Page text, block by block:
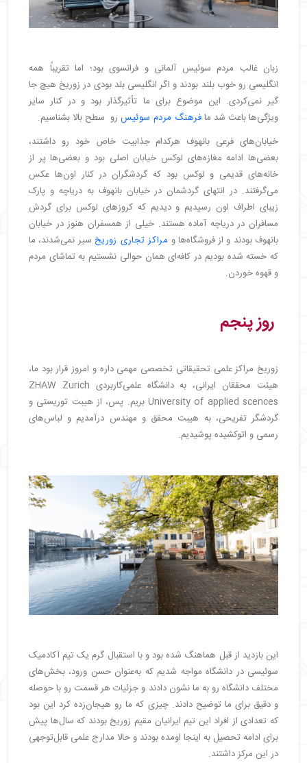
زبان غالب مردم سوئیس آلمانی و فرانسوی بود؛ اما تقریباً همه
انگلیسی رو خوب بلند بودند و اگر انگلیسی بلد بودی در زوریخ هیچ جا
گیر نمی‌کردی. این موضوع برای ما تأثیرگذار بود و در کنار سایر
ویژگی‌ها باعث شد مافرهنگ مردم سوئیس رو سطح بالا بشناسیم.
خیابان‌های فرعی بانهوف هرکدام جذابیت خاص خود رو داشتند،
بعضی‌ها ادامه مغازه‌های لوکس خیابان اصلی بود و بعضی‌ها پر از
خانه‌های قدیمی و لوکس بود که گردشگران در کنار اون‌ها عکس
می‌گرفتند. در انتهای گردشمان در خیابان بانهوف به دریاچه و پارک
زیبای اطراف اون رسیدیم و دیدیم که کروزهای لوکس برای گردش
مسافران در دریاچه آماده هستند. خیلی از همسفران هنوز در خیابان
بانهوف بودند و از فروشگاه‌ها و مراکز تجاری زوریخ سیر نمی‌شدند، ما
که خسته شده بودیم در کافه‌ای همان حوالی نشستیم به تماشای مردم
و قهوه خوردن.
روز پنجم
زوریخ مراکز علمی تحقیقاتی تخصصی مهمی داره و امروز قرار بود ما،
هیئت محققان ایرانی، به دانشگاه علمی‌کاربردی ZHAW Zurich
University of applied scences بریم. پس، از هیبت توریستی و
گردشگر تفریحی، به هیبت محقق و مهندس درآمدیم و لباس‌های
رسمی و اتوکشیده پوشیدیم.
این بازدید از قبل هماهنگ شده بود و با استقبال گرم یک تیم آکادمیک
سوئیسی در دانشگاه مواجه شدیم که به‌عنوان حسن ورود، بخش‌های
مختلف دانشگاه رو به ما نشون دادند و جزئیات هر قسمت رو با حوصله
و دقیق برای ما توضیح دادند. چیزی که ما رو هیجان‌زده کرد این بود
که تعدادی از افراد این تیم ایرانیان مقیم زوریخ بودند که سال‌ها پیش
برای ادامه تحصیل به اینجا اومده بودند و حالا مدارج علمی قابل‌توجهی
در این مرکز داشتند.